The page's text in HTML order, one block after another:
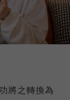
將之轉換為